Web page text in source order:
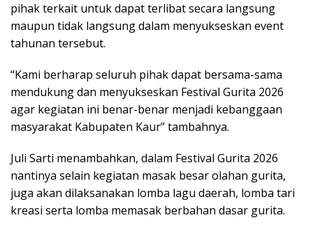
pihak terkait untuk dapat terlibat secara langsung
maupun tidak langsung dalam menyukseskan event
tahunan tersebut.
“Kami berharap seluruh pihak dapat bersama-sama
mendukung dan menyukseskan Festival Gurita 2026
agar kegiatan ini benar-benar menjadi kebanggaan
masyarakat Kabupaten Kaur” tambahnya.
Juli Sarti menambahkan, dalam Festival Gurita 2026
nantinya selain kegiatan masak besar olahan gurita,
juga akan dilaksanakan lomba lagu daerah, lomba tari
kreasi serta lomba memasak berbahan dasar gurita.